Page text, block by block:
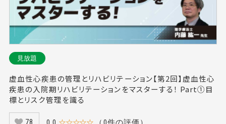
見放題
虚血性心疾患の管理とリハビリテーション【第2回】虚血性心
疾患の入院期リハビリテーションをマスターする！ Part①目
標とリスク管理を識る
78